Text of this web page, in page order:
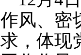
作风、密
求，体现